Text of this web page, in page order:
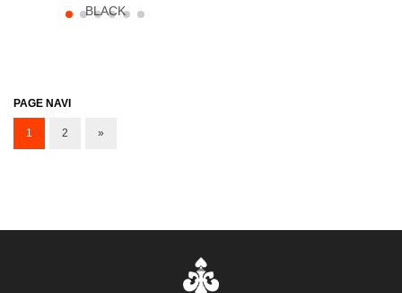
BLACK
PAGE NAVI
1 2 »